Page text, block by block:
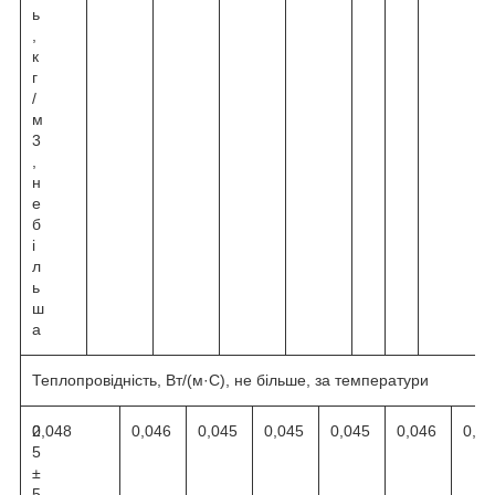
ь
к
г
/
м
3
н
е
б
і
л
ь
ш
а
Теплопровідність, Вт/(м·С), не більше, за температури
2
5
±
0,048 0,046 0,045 0,045 0,045 0,046